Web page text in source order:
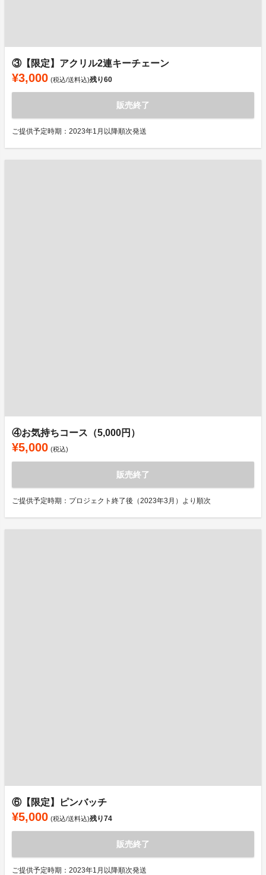
③【限定】アクリル2連キーチェーン
¥3,000 (税込/送料込)残り60
販売終了
ご提供予定時期：2023年1月以降順次発送
④お気持ちコース（5,000円）
¥5,000 (税込)
販売終了
ご提供予定時期：プロジェクト終了後（2023年3月）より順次
⑥【限定】ピンバッチ
¥5,000 (税込/送料込)残り74
販売終了
ご提供予定時期：2023年1月以降順次発送